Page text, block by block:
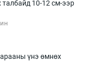
талбайд 10-12 см-ээр
үнэ өмнөх